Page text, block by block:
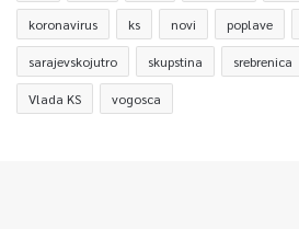
koronavirus ks novi poplave
sarajevskojutro skupstina srebrenica
Vlada KS vogosca